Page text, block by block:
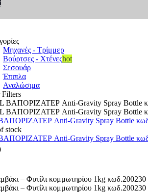
Μηχανές - Τρίμμερ
Βούρτσες - Χτένεςhot
Σεσουάρ
Έπιπλα
Αναλώσιμα
Filters
Anti-Gravity Spray Bottle
stock
Anti-Gravity Spray Bottle